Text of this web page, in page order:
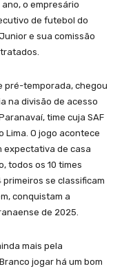
o empresário
de futebol do
e sua comissão
pré-temporada, chegou
na divisão de acesso
time cuja SAF
O jogo acontece
expectativa de casa
todos os 10 times
se classificam
conquistam a
de 2025.
mais pela
jogar há um bom